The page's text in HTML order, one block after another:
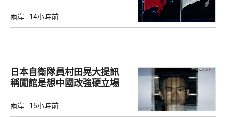
兩岸 14小時前
日本自衛隊員村田晃大提訊
稱闖館是想中國改強硬立場
兩岸 15小時前